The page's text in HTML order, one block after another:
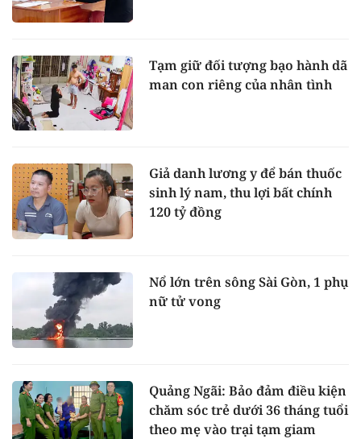
Tạm giữ đối tượng bạo hành dã
man con riêng của nhân tình
Giả danh lương y để bán thuốc
sinh lý nam, thu lợi bất chính
120 tỷ đồng
Nổ lớn trên sông Sài Gòn, 1 phụ
nữ tử vong
Quảng Ngãi: Bảo đảm điều kiện
chăm sóc trẻ dưới 36 tháng tuổi
theo mẹ vào trại tạm giam